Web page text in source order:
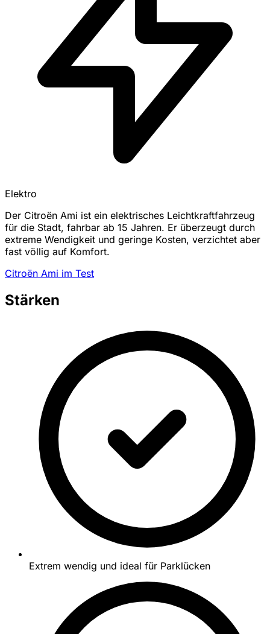
Elektro
Der Citroën Ami ist ein elektrisches Leichtkraftfahrzeug
für die Stadt, fahrbar ab 15 Jahren. Er überzeugt durch
extreme Wendigkeit und geringe Kosten, verzichtet aber
fast völlig auf Komfort.
Citroën Ami im Test
Stärken
Extrem wendig und ideal für Parklücken